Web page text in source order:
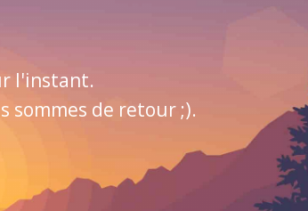
l'instant.
sommes de retour ;).